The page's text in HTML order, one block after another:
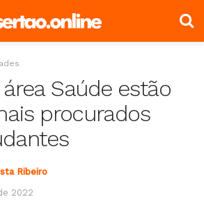
Saúde estão
procurados
Ribeiro
2022